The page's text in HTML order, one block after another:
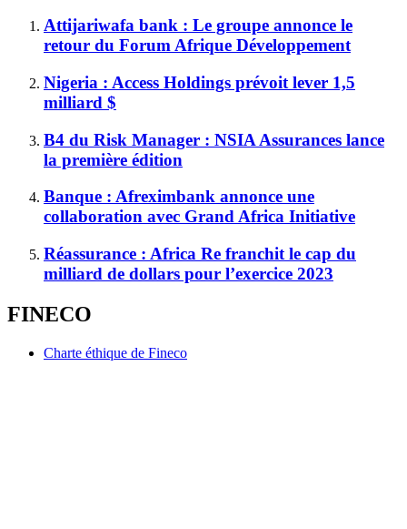
Attijariwafa bank : Le groupe annonce le
retour du Forum Afrique Développement
Nigeria : Access Holdings prévoit lever 1,5
milliard $
B4 du Risk Manager : NSIA Assurances lance
la première édition
Banque : Afreximbank annonce une
collaboration avec Grand Africa Initiative
Réassurance : Africa Re franchit le cap du
milliard de dollars pour l’exercice 2023
FINECO
Charte éthique de Fineco